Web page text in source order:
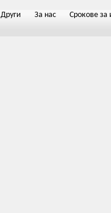
Други За нас
Срокове за